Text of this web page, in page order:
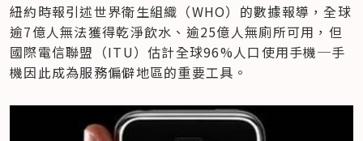
紐約時報引述世界衛生組織（WHO）的數據報導，全球
逾7億人無法獲得乾淨飲水、逾25億人無廁所可用，但
國際電信聯盟（ITU）估計全球96%人口使用手機─手
機因此成為服務偏僻地區的重要工具。